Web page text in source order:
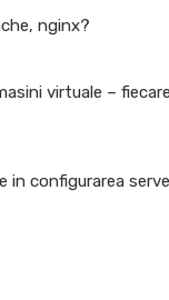
nginx?
virtuale –
configurarea